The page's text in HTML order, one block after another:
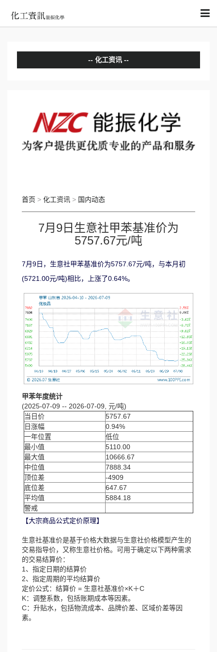
化工资讯
国际动态
首页 > 化工资讯 > 国内动态
7月9日生意社甲苯基准价为
5757.67元/吨
7月9日，生意社甲苯基准价为5757.67元/吨，与本月初
(5721.00元/吨)相比，上涨了0.64%。
甲苯年度统计
(2025-07-09 -- 2026-07-09, 元/吨)
当日价
5757.67
日涨幅
0.94%
一年位置
低位
最小值
5110.00
最大值
10666.67
中位值
7888.34
顶位差
-4909
底位差
647.67
平均值
5884.18
警戒
【大宗商品公式定价原理】
生意社基准价是基于价格大数据与生意社价格模型产生的
交易指导价，又称生意社价格。可用于确定以下两种需求
的交易结算价：
1、指定日期的结算价
2、指定周期的平均结算价
定价公式：结算价 = 生意社基准价×K＋C
K：调整系数，包括账期成本等因素。
C：升贴水，包括物流成本、品牌价差、区域价差等因
素。